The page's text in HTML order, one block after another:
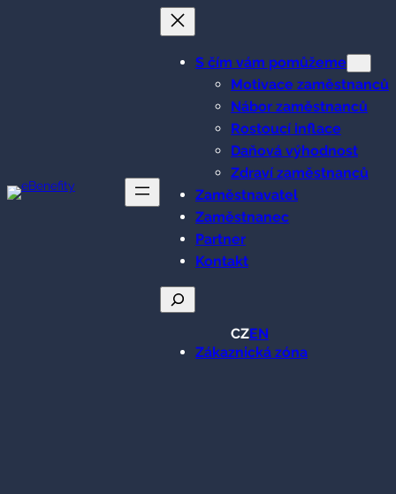
S čím vám pomůžeme
Motivace zaměstnanců
Nábor zaměstnanců
Rostoucí inflace
Daňová výhodnost
Zdraví zaměstnanců
Zaměstnavatel
Zaměstnanec
Partner
Kontakt
Hledat
CZEN
Zákaznická zóna